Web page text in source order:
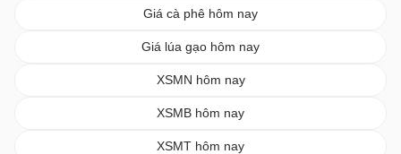
Giá cà phê hôm nay
Giá lúa gạo hôm nay
XSMN hôm nay
XSMB hôm nay
XSMT hôm nay